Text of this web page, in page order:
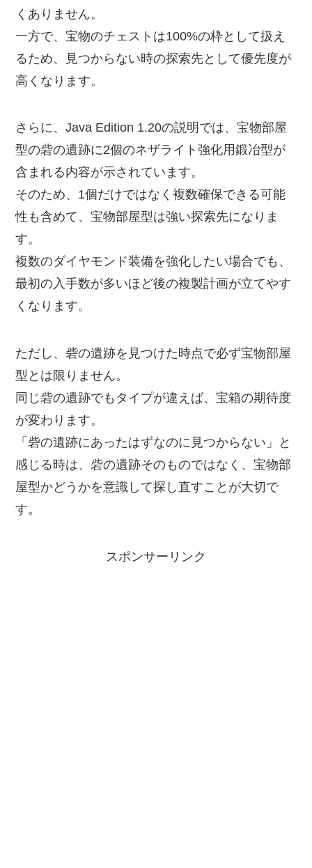
くありません。
一方で、宝物のチェストは100%の枠として扱え
るため、見つからない時の探索先として優先度が
高くなります。
さらに、Java Edition 1.20の説明では、宝物部屋
型の砦の遺跡に2個のネザライト強化用鍛冶型が
含まれる内容が示されています。
そのため、1個だけではなく複数確保できる可能
性も含めて、宝物部屋型は強い探索先になりま
す。
複数のダイヤモンド装備を強化したい場合でも、
最初の入手数が多いほど後の複製計画が立てやす
くなります。
ただし、砦の遺跡を見つけた時点で必ず宝物部屋
型とは限りません。
同じ砦の遺跡でもタイプが違えば、宝箱の期待度
が変わります。
「砦の遺跡にあったはずなのに見つからない」と
感じる時は、砦の遺跡そのものではなく、宝物部
屋型かどうかを意識して探し直すことが大切で
す。
スポンサーリンク